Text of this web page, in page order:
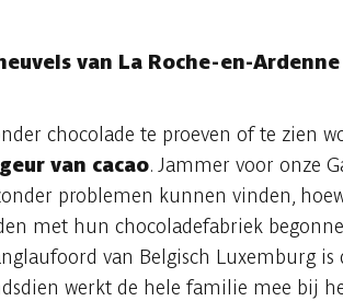
van La Roche-en-Ardenne
chocolade te proeven of te zien
van cacao. Jammer voor onze
problemen kunnen vinden,
met hun chocoladefabriek
van Belgisch Luxemburg
werkt de hele familie mee bij